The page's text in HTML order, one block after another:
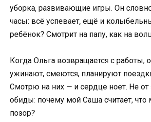
уборка, развивающие игры. Он
часы: всё успевает, ещё и
ребёнок? Смотрит на папу, как на
Когда Ольга возвращается с работы,
ужинают, смеются, планируют
Смотрю на них — и сердце ноет. Не от
обиды: почему мой Саша считает, что
позор?